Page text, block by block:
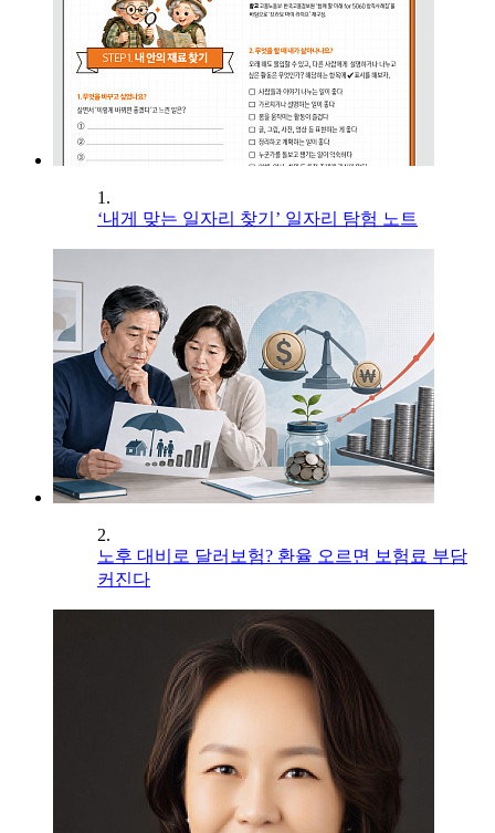
1.
‘내게 맞는 일자리 찾기’ 일자리 탐험 노트
2.
노후 대비로 달러보험? 환율 오르면 보험료 부담
커진다